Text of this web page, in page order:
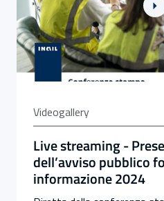
Videogallery
Live streaming -
dell’avviso pubblico
informazione 2024